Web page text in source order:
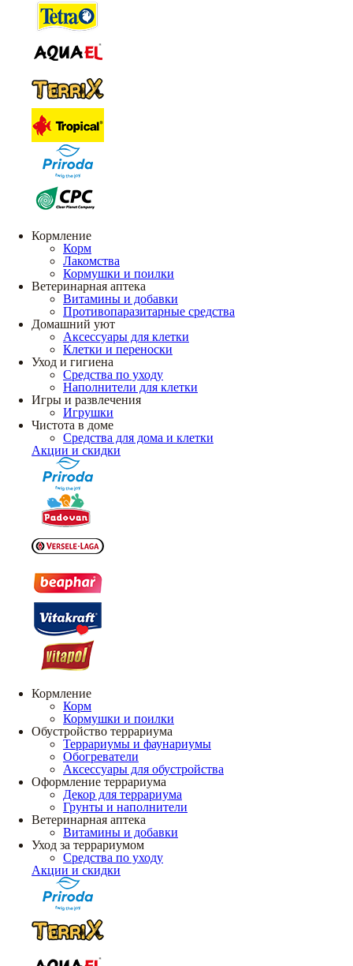
Кормление
Корм
Лакомства
Кормушки и поилки
Ветеринарная аптека
Витамины и добавки
Противопаразитарные средства
Домашний уют
Аксессуары для клетки
Клетки и переноски
Уход и гигиена
Средства по уходу
Наполнители для клетки
Игры и развлечения
Игрушки
Чистота в доме
Средства для дома и клетки
Акции и скидки
Кормление
Корм
Кормушки и поилки
Обустройство террариума
Террариумы и фаунариумы
Обогреватели
Аксессуары для обустройства
Оформление террариума
Декор для террариума
Грунты и наполнители
Ветеринарная аптека
Витамины и добавки
Уход за террариумом
Средства по уходу
Акции и скидки